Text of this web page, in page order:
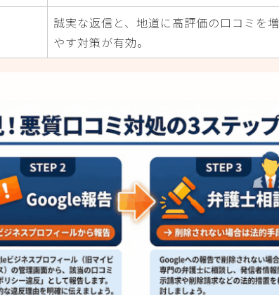
誠実な返信と、地道に高評価の口コミを増
やす対策が有効。